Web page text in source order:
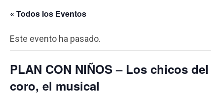
« Todos los Eventos
Este evento ha pasado.
PLAN CON NIÑOS – Los chicos del
coro, el musical